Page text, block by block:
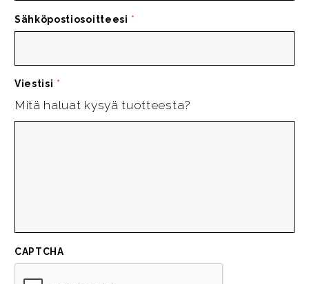
Sähköpostiosoitteesi *
Viestisi *
Mitä haluat kysyä tuotteesta?
CAPTCHA